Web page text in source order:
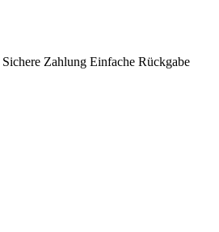
Sichere Zahlung Einfache Rückgabe